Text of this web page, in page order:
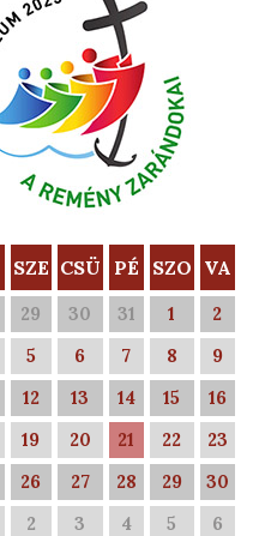
SZE CSÜ PÉ SZO VA
29 30 31 1
2
5 6 7 8
9
12 13 14 15
16
19 20 21 22
23
26 27 28 29
30
2 3 4 5 6